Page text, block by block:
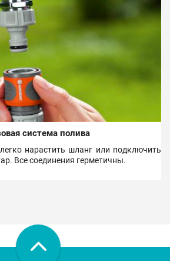
система полива
нарастить шланг или подключить
Все соединения герметичны.